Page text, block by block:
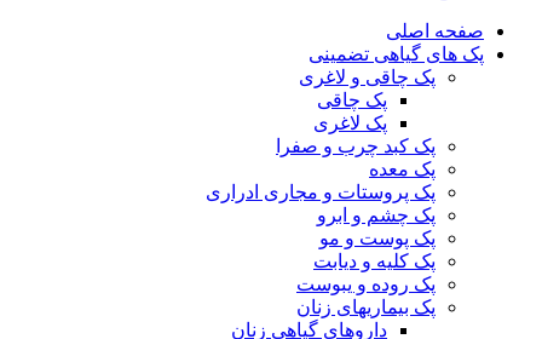
صفحه اصلی
پک های گیاهی تضمینی
پک چاقی و لاغری
پک چاقی
پک لاغری
پک کبد چرب و صفرا
پک معده
پک پروستات و مجاری ادراری
پک چشم و ابرو
پک پوست و مو
پک کلیه و دیابت
پک روده و یبوست
پک بیماریهای زنان
داروهای گیاهی زنان